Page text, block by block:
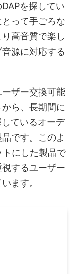
を探してい
って手ごろな
高音質で楽し
源に対応する
ザー交換可能
ら、長期間に
ているオーデ
です。このよ
にした製品で
するユーザー
ます。